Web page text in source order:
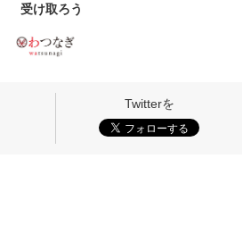
受け取ろう